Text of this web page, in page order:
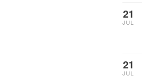
21
JUL
21
JUL